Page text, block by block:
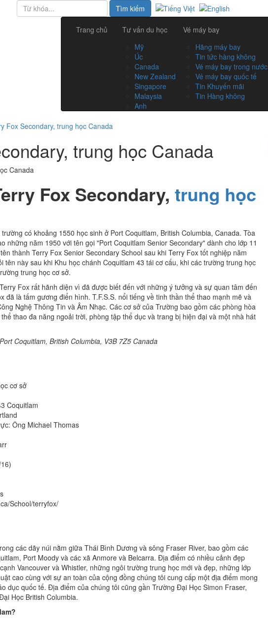
Trang chủ
Tư vấn du học
Mỹ
Úc
Canada
New Zealand
Singapore
Malaysia
Anh
Vé máy bay
Hãng máy bay
Tin tức hàng không
Vé máy bay trong nước
Vé máy bay quốc tế
Tin Khuyến mãi
Tin Hàng không
Fox Secondary, trung học Canada
trung học Canada
Fox Secondary, trung học
có khoảng 1550 học sinh ở Port Coquitlam, British Columbia, Canada. Tòa
những năm 1950 với tên gọi "Port Coquitlam Senior Secondary" dành cho lớp 11
thành Terry Fox Senior Secondary School sau khi Terry Fox tốt nghiệp năm
tên này sau khi Khu học chánh Coquitlam 43 tái cơ cấu, khi các trường trung học
trung học cơ sở.
Fox rất hãnh diện vì đã được biết đến với những ý tưởng và sự quan tâm đến
đã là tấm gương điển hình. T.F.S.S. nổi tiếng về tinh thần thể thao mạnh mẽ và
Nghệ Thông Tin và Âm Nhạc. Các cơ sở của Trường bao gồm các phòng hòa
thao đa năng ngoải trời, phòng tập thể dục và trang bị hiện đại và một nhà hát
Port Coquitlam, British Columbia, V3B 7Z5 Canada
cơ sở
Coquitlam
Ông Michael Thomas
School/terryfox/
các dãy núi nằm giữa Thái Bình Dương và sông Fraser River, bao gồm các
Port Moody và các xã Anmore và Belcarra. Địa điểm có nhiều cảnh đẹp
Vancouver và Whistler, những ngôi trường trung học mới và đẹp, những lớp
cao cùng với sự an toàn của cộng đồng chúng tôi cung cấp một địa điểm mong
dục quốc tế. Địa điểm của chúng tôi cũng gần Trường Đại Học Simon Fraser,
Học British Columbia.